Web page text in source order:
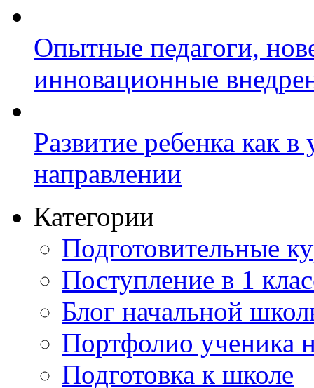
Опытные педагоги,
инновационные
Развитие ребенка как
направлении
Категории
Подготовительные
Поступление в 1
Блог начальной
Портфолио ученика
Подготовка к школе